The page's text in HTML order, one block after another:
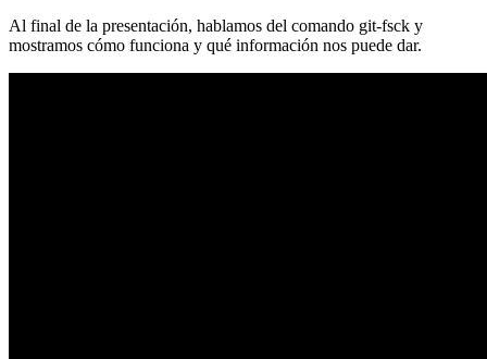
Al final de la presentación, hablamos del comando git-fsck y
mostramos cómo funciona y qué información nos puede dar.